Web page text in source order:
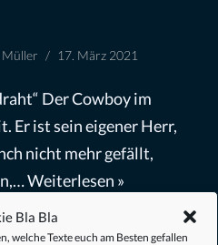
Bla Bla
welche Texte euch am Besten gefallen
17. März 2021
Der Cowboy im
Er ist sein eigener Herr,
nicht mehr gefällt,
Weiterlesen »